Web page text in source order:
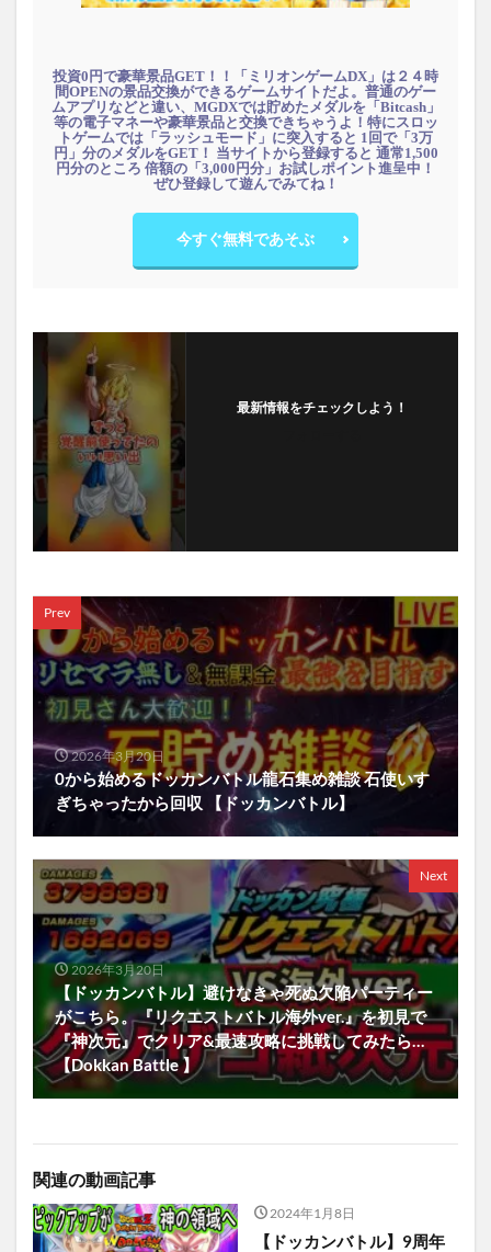
投資0円で豪華景品GET！！「ミリオンゲームDX」は２４時
間OPENの景品交換ができるゲームサイトだよ。普通のゲー
ムアプリなどと違い、MGDXでは貯めたメダルを「Bitcash」
等の電子マネーや豪華景品と交換できちゃうよ！特にスロッ
トゲームでは「ラッシュモード」に突入すると 1回で「3万
円」分のメダルをGET！ 当サイトから登録すると 通常1,500
円分のところ 倍額の「3,000円分」お試しポイント進呈中！
ぜひ登録して遊んでみてね！
今すぐ無料であそぶ
最新情報をチェックしよう！
Prev
2026年3月20日
0から始めるドッカンバトル龍石集め雑談 石使いす
ぎちゃったから回収 【ドッカンバトル】
Next
2026年3月20日
【ドッカンバトル】避けなきゃ死ぬ欠陥パーティー
がこちら。『リクエストバトル海外ver.』を初見で
『神次元』でクリア&最速攻略に挑戦してみたら…
【Dokkan Battle 】
関連の動画記事
2024年1月8日
【ドッカンバトル】9周年